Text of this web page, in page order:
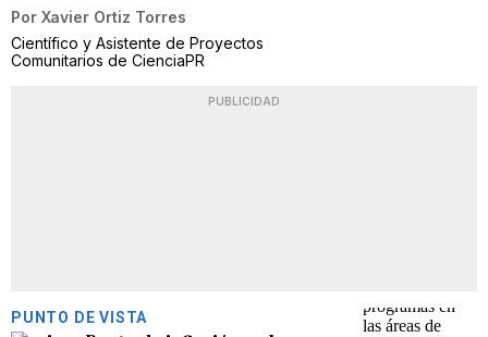
Por Xavier Ortiz Torres
Científico y Asistente de Proyectos
Comunitarios de CienciaPR
PUBLICIDAD
PUNTO DE VISTA